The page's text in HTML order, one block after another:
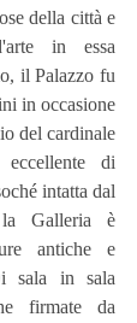
della città e
in essa
il Palazzo fu
in occasione
del cardinale
di
intatta dal
Galleria è
antiche e
sala in sala
firmate da